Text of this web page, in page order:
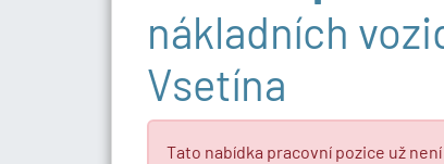
nákladních
Vsetína
Tato nabídka pracovní pozice už není